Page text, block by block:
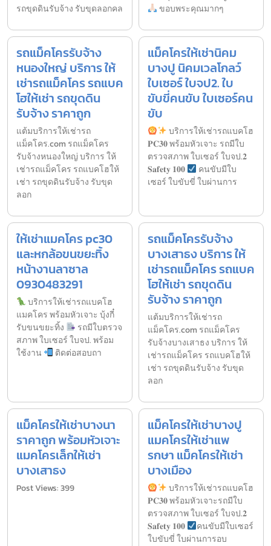
รถขุดดินรับจ้าง รับขุดลอกคล
ขอบพระคุณมากๆ
รถแม็คโครรับจ้าง
หนองใหญ่ บริการ ให้
เช่ารถแม็คโคร รถแบค
โฮให้เช่า รถขุดดิน
รับจ้าง ราคาถูก
แต้มบริการให้เช่ารถ
แม็คโคร.com รถแม็คโคร
รับจ้างหนองใหญ่ บริการ ให้
เช่ารถแม็คโคร รถแบคโฮให้
เช่า รถขุดดินรับจ้าง รับขุด
ลอก
แม็คโครให้เช่านิคม
บางปู นิคมเวลโกลว์
ใบเซอร์ ใบจป2. ใบ
ขับขี่คนขับ ใบเซอร์คน
ขับ
บริการให้เช่ารถแบคโฮ
𝐏𝐂𝟑𝟎 พร้อมหัวเจาะ รถมีใบ
ตรวจสภาพ ใบเซอร์ ใบจป.𝟐
𝐒𝐚𝐟𝐞𝐭𝐲 𝟏𝟎𝟎
คนขับมีใบ
เซอร์ ใบขับขี่ ใบผ่านการ
ให้เช่าแมคโคร pc30
และหกล้อขนขยะทิ้ง
หน้างานลาซาล
0930483291
บริการให้เช่ารถแบคโฮ
แมคโคร พร้อมหัวเจาะ บุ้งกี๋
รับขนขยะทิ้ง
รถมีใบตรวจ
สภาพ ใบเซอร์ ใบจป. พร้อม
ใช้งาน
ติดต่อสอบถา
รถแม็คโครรับจ้าง
บางเสาธง บริการ ให้
เช่ารถแม็คโคร รถแบค
โฮให้เช่า รถขุดดิน
รับจ้าง ราคาถูก
แต้มบริการให้เช่ารถ
แม็คโคร.com รถแม็คโคร
รับจ้างบางเสาธง บริการ ให้
เช่ารถแม็คโคร รถแบคโฮให้
เช่า รถขุดดินรับจ้าง รับขุด
ลอก
แม็คโครให้เช่าบางนา
ราคาถูก พร้อมหัวเจาะ
แมคโครเล็กให้เช่า
บางเสาธง
Post Views: 399
แม็คโครให้เช่าบางปู
แมคโครให้เช่าแพ
รกษา แม็คโครให้เช่า
บางเมือง
บริการให้เช่ารถแบคโฮ
𝐏𝐂𝟑𝟎 พร้อมหัวเจาะรถมีใบ
ตรวจสภาพ ใบเซอร์ ใบจป.𝟐
𝐒𝐚𝐟𝐞𝐭𝐲 𝟏𝟎𝟎
คนขับมีใบเซอร์
ใบขับขี่ ใบผ่านการอบ